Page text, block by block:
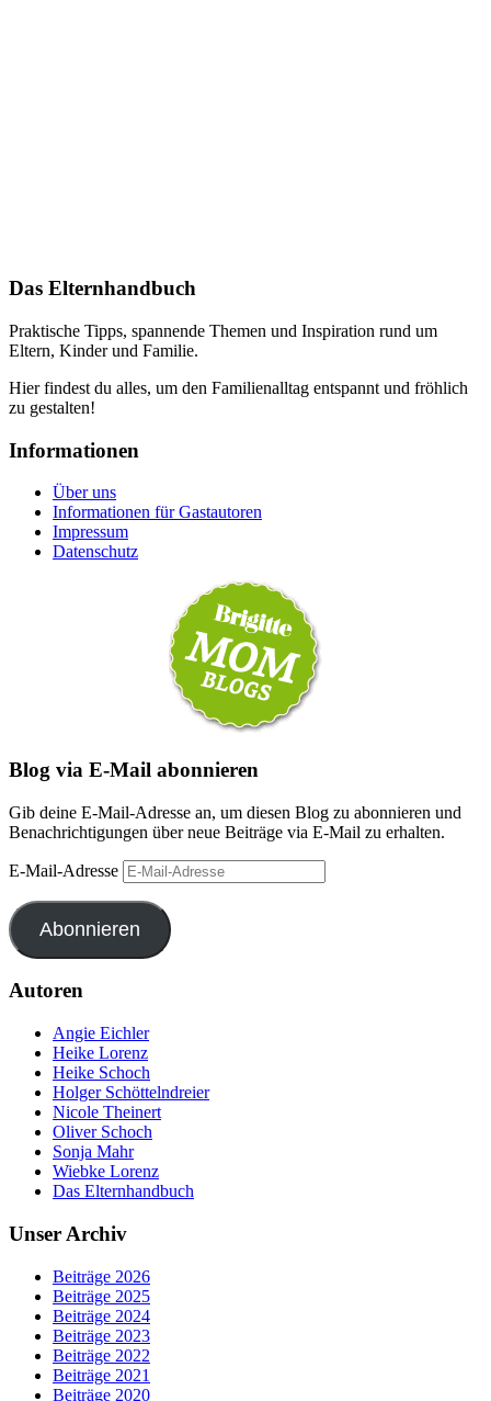
Das Elternhandbuch
Praktische Tipps, spannende Themen und Inspiration rund um
Eltern, Kinder und Familie.
Hier findest du alles, um den Familienalltag entspannt und fröhlich
zu gestalten!
Informationen
Über uns
Informationen für Gastautoren
Impressum
Datenschutz
Blog via E-Mail abonnieren
Gib deine E-Mail-Adresse an, um diesen Blog zu abonnieren und
Benachrichtigungen über neue Beiträge via E-Mail zu erhalten.
E-Mail-Adresse
Abonnieren
Autoren
Angie Eichler
Heike Lorenz
Heike Schoch
Holger Schöttelndreier
Nicole Theinert
Oliver Schoch
Sonja Mahr
Wiebke Lorenz
Das Elternhandbuch
Unser Archiv
Beiträge 2026
Beiträge 2025
Beiträge 2024
Beiträge 2023
Beiträge 2022
Beiträge 2021
Beiträge 2020